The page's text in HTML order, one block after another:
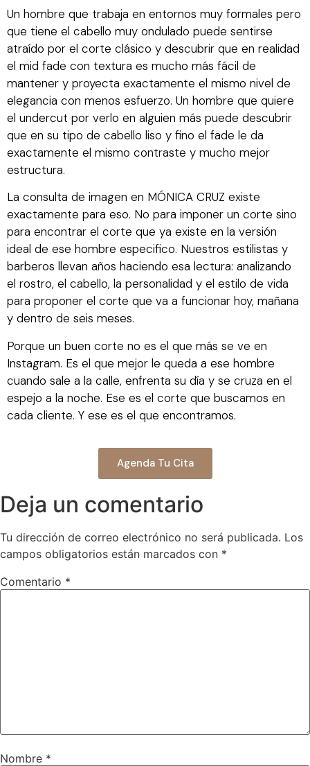
Un hombre que trabaja en entornos muy formales pero
que tiene el cabello muy ondulado puede sentirse
atraído por el corte clásico y descubrir que en realidad
el mid fade con textura es mucho más fácil de
mantener y proyecta exactamente el mismo nivel de
elegancia con menos esfuerzo. Un hombre que quiere
el undercut por verlo en alguien más puede descubrir
que en su tipo de cabello liso y fino el fade le da
exactamente el mismo contraste y mucho mejor
estructura.
La consulta de imagen en MÓNICA CRUZ existe
exactamente para eso. No para imponer un corte sino
para encontrar el corte que ya existe en la versión
ideal de ese hombre especifico. Nuestros estilistas y
barberos llevan años haciendo esa lectura: analizando
el rostro, el cabello, la personalidad y el estilo de vida
para proponer el corte que va a funcionar hoy, mañana
y dentro de seis meses.
Porque un buen corte no es el que más se ve en
Instagram. Es el que mejor le queda a ese hombre
cuando sale a la calle, enfrenta su día y se cruza en el
espejo a la noche. Ese es el corte que buscamos en
cada cliente. Y ese es el que encontramos.
Agenda Tu Cita
Deja un comentario
Tu dirección de correo electrónico no será publicada. Los
campos obligatorios están marcados con *
Comentario *
Nombre *